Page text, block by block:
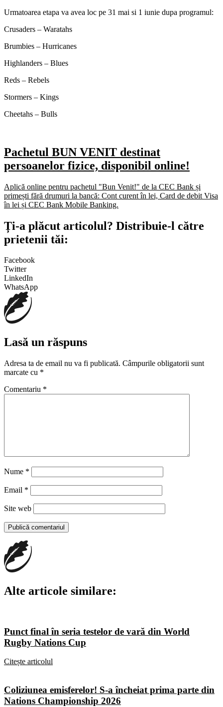
Urmatoarea etapa va avea loc pe 31 mai si 1 iunie dupa programul:
Crusaders – Waratahs
Brumbies – Hurricanes
Highlanders – Blues
Reds – Rebels
Stormers – Kings
Cheetahs – Bulls
Pachetul BUN VENIT destinat
persoanelor fizice, disponibil online!
Aplică online pentru pachetul "Bun Venit!" de la CEC Bank și
primești fără drumuri la bancă: Cont curent în lei, Card de debit Visa
în lei și CEC Bank Mobile Banking.​
Ți-a plăcut articolul? Distribuie-l către
prietenii tăi:
Facebook
Twitter
LinkedIn
WhatsApp
Lasă un răspuns
Adresa ta de email nu va fi publicată. Câmpurile obligatorii sunt
marcate cu *
Comentariu *
Nume *
Email *
Site web
Alte articole similare:
Punct final în seria testelor de vară din World
Rugby Nations Cup
Citește articolul
Coliziunea emisferelor! S-a încheiat prima parte din
Nations Championship 2026